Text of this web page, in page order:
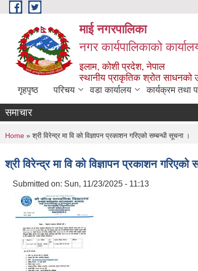
Skip to main content
माई नगरपालिका
नगर कार्यपालिकाको
इलाम, कोशी प्रदेश, नेपाल
स्थानीय प्राकृतिक श्रोत साधनको
गृहपृष्ठ परिचय वडा कार्यालय कार्यक्रम तथा
समाचार
You are here
Home » श्री विरेन्द्र मा वि को विज्ञापन प्रकाशन गरिएको सम्बन्धी सूचना ।
श्री विरेन्द्र मा वि को विज्ञापन प्रकाशन गरिएको
Submitted on: Sun, 11/23/2025 - 11:13